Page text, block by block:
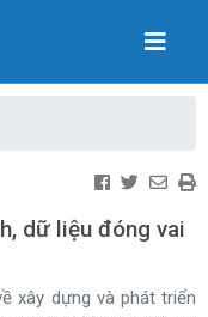
dữ liệu đóng vai
xây dựng và phát triển